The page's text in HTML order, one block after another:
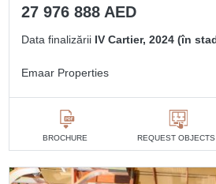
27 976 888 AED
Data finalizării IV Cartier, 2024 (în
Emaar Properties
BROCHURE REQUEST OBJECTS